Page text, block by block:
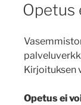
Opetus
Kirjoituksen
Opetus ei